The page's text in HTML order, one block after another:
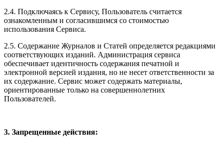
2.4. Подключаясь к Сервису, Пользователь считается
ознакомленным и согласившимся со стоимостью
использования Сервиса.
2.5. Содержание Журналов и Статей определяется редакциями
соответствующих изданий. Администрация сервиса
обеспечивает идентичность содержания печатной и
электронной версией издания, но не несет ответственности за
их содержание. Сервис может содержать материалы,
ориентированные только на совершеннолетних
Пользователей.
3. Запрещенные действия: